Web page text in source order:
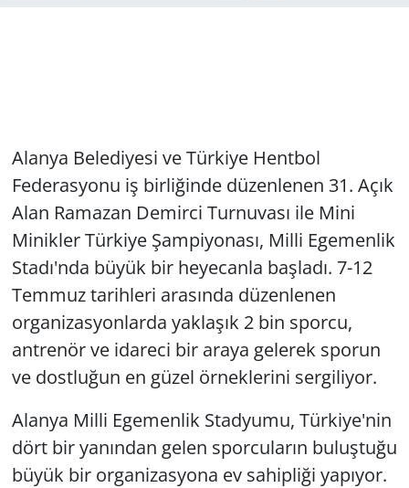
Alanya Belediyesi ve Türkiye Hentbol
Federasyonu iş birliğinde düzenlenen 31. Açık
Alan Ramazan Demirci Turnuvası ile Mini
Minikler Türkiye Şampiyonası, Milli Egemenlik
Stadı'nda büyük bir heyecanla başladı. 7-12
Temmuz tarihleri arasında düzenlenen
organizasyonlarda yaklaşık 2 bin sporcu,
antrenör ve idareci bir araya gelerek sporun
ve dostluğun en güzel örneklerini sergiliyor.
Alanya Milli Egemenlik Stadyumu, Türkiye'nin
dört bir yanından gelen sporcuların buluştuğu
büyük bir organizasyona ev sahipliği yapıyor.